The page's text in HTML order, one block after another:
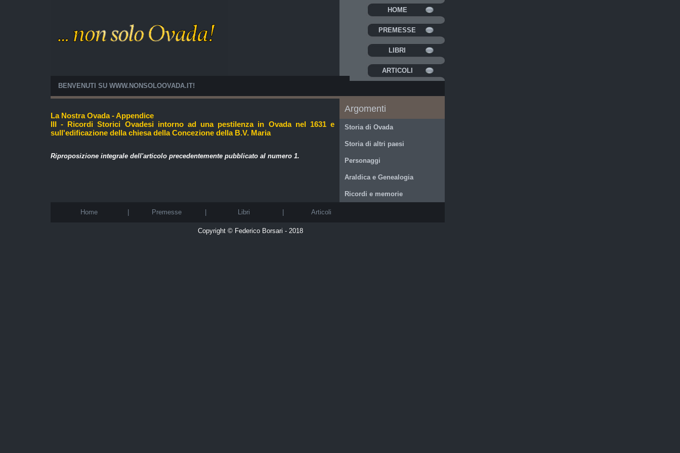
HOME
PREMESSE
LIBRI
ARTICOLI
BENVENUTI SU WWW.NONSOLOOVADA.IT!
La Nostra Ovada - Appendice
III - Ricordi Storici Ovadesi intorno ad una pestilenza in Ovada nel 1631 e
sull'edificazione della chiesa della Concezione della B.V. Maria
Riproposizione integrale dell'articolo precedentemente pubblicato al numero 1.
Argomenti
Storia di Ovada
Storia di altri paesi
Personaggi
Araldica e Genealogia
Ricordi e memorie
Home Premesse Libri Articoli
Copyright © Federico Borsari - 2018